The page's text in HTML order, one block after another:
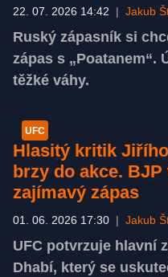
22. 07. 2026 14:42 Jakub
Ruský zápasník si
zápas s „Poatanem“.
těžké váhy.
UFC
Hlasitý kritik
brzy do akce.
zajímavý zápas
01. 06. 2026 17:30 Jakub
UFC potvrzuje hlavní
Dhabí, který se